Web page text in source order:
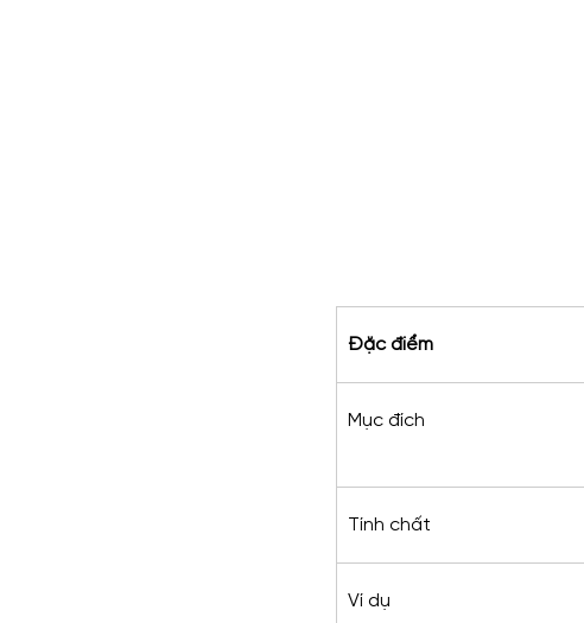
Đặc điểm
Mục đích
Tính chất
Ví dụ